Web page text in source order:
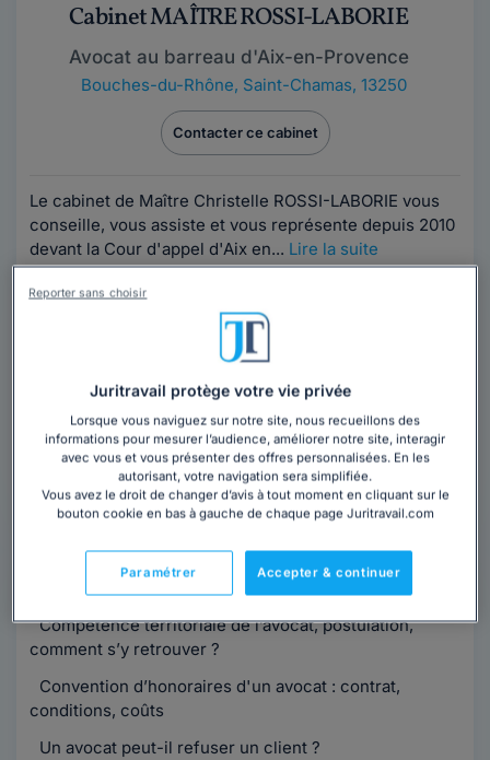
Cabinet MAÎTRE ROSSI-LABORIE
Avocat au barreau d'Aix-en-Provence
Bouches-du-Rhône, Saint-Chamas, 13250
Contacter ce cabinet
Le cabinet de Maître Christelle ROSSI-LABORIE vous
conseille, vous assiste et vous représente depuis 2010
devant la Cour d'appel d'Aix en... Lire la suite
Vous souhaitez rencontrer un avocat en
cabinet à Saint-Chamas ?
Obtenez 3 devis d'avocats près de chez vous
sous 48 heures.
Trouver un avocat
Informationspratiques
Compétence territoriale de l’avocat, postulation,
comment s’y retrouver ?
Convention d’honoraires d'un avocat : contrat,
conditions, coûts
Un avocat peut-il refuser un client ?
Juritravail protège votre vie privée
Lorsque vous naviguez sur notre site, nous recueillons des
informations pour mesurer l’audience, améliorer notre site, interagir
avec vous et vous présenter des offres personnalisées. En les
autorisant, votre navigation sera simplifiée.
Vous avez le droit de changer d’avis à tout moment en cliquant sur le
bouton cookie en bas à gauche de chaque page Juritravail.com
Accepter & continuer
Paramétrer
Reporter sans choisir